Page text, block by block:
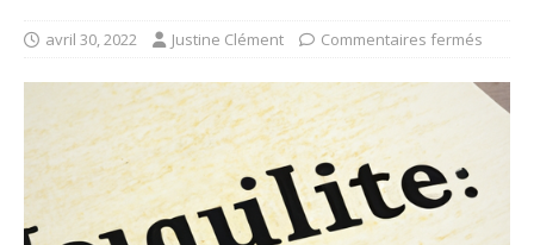
avril 30, 2022 Justine Clément Commentaires fermés